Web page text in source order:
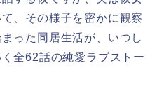
、その様子を密かに観察
った同居生活が、いつし
全62話の純愛ラブストー